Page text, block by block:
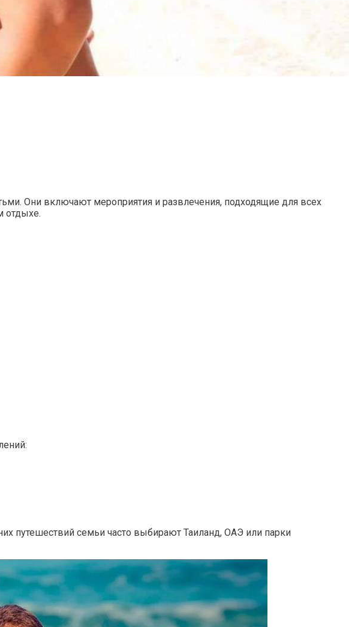
Они включают мероприятия и развлечения, подходящие для всех
отдыхе.
путешествий семьи часто выбирают Таиланд, ОАЭ или парки